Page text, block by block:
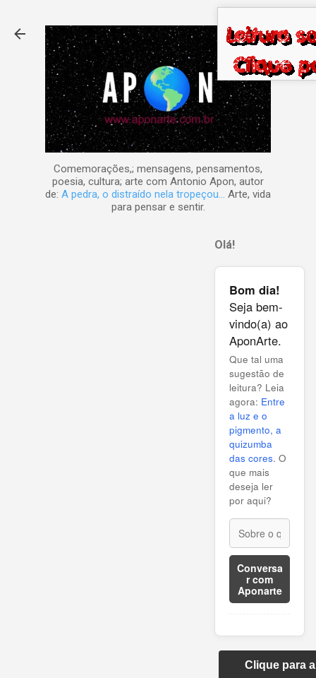
Comemorações,; mensagens, pensamentos,
poesia, cultura; arte com Antonio Apon, autor
de: A pedra, o distraído nela tropeçou... Arte, vida
para pensar e sentir.
Olá!
Bom dia!
Seja bem-
vindo(a) ao
AponArte.
Que tal uma
sugestão de
leitura? Leia
agora: Entre
a luz e o
pigmento, a
quizumba
das cores. O
que mais
deseja ler
por aqui?
Conversa
r com
Aponarte
Clique para